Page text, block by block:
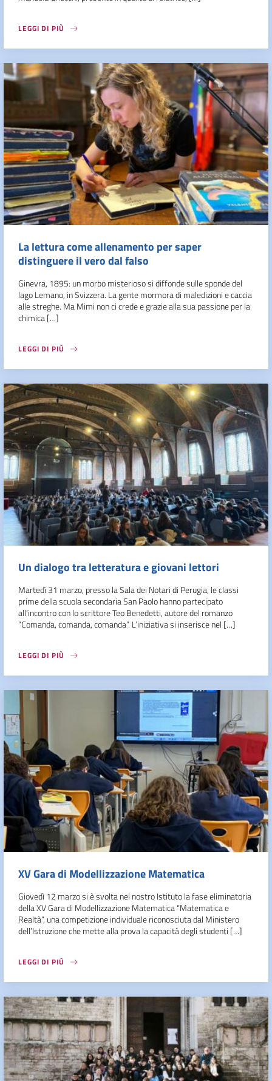
LEGGI DI PIÙ
La lettura come allenamento per saper
distinguere il vero dal falso
Ginevra, 1895: un morbo misterioso si diffonde sulle sponde del
lago Lemano, in Svizzera. La gente mormora di maledizioni e caccia
alle streghe. Ma Mimi non ci crede e grazie alla sua passione per la
chimica […]
LEGGI DI PIÙ
Un dialogo tra letteratura e giovani lettori
Martedì 31 marzo, presso la Sala dei Notari di Perugia, le classi
prime della scuola secondaria San Paolo hanno partecipato
all’incontro con lo scrittore Teo Benedetti, autore del romanzo
“Comanda, comanda, comanda”. L’iniziativa si inserisce nel […]
LEGGI DI PIÙ
XV Gara di Modellizzazione Matematica
Giovedì 12 marzo si è svolta nel nostro Istituto la fase eliminatoria
della XV Gara di Modellizzazione Matematica “Matematica e
Realtà”, una competizione individuale riconosciuta dal Ministero
dell’Istruzione che mette alla prova la capacità degli studenti […]
LEGGI DI PIÙ